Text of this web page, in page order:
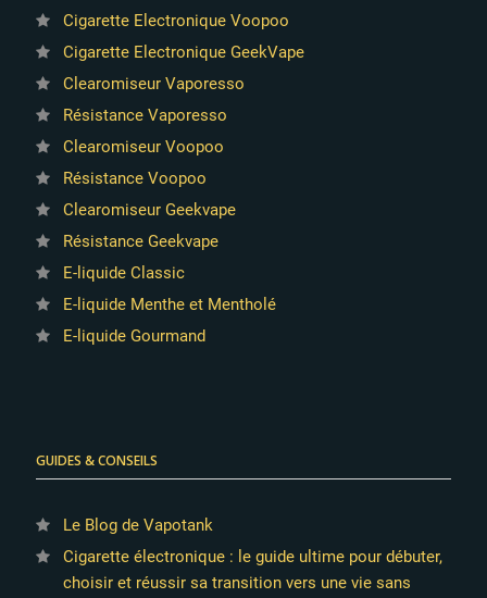
Cigarette Electronique Voopoo
Cigarette Electronique GeekVape
Clearomiseur Vaporesso
Résistance Vaporesso
Clearomiseur Voopoo
Résistance Voopoo
Clearomiseur Geekvape
Résistance Geekvape
E-liquide Classic
E-liquide Menthe et Mentholé
E-liquide Gourmand
GUIDES & CONSEILS
Le Blog de Vapotank
Cigarette électronique : le guide ultime pour débuter,
choisir et réussir sa transition vers une vie sans